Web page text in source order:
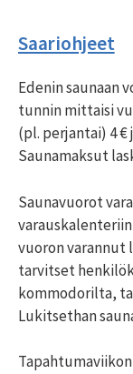
Saariohjeet
Edenin saunaan
tunnin mittaisi
(pl. perjantai) 4 €
Saunamaksut
Saunavuorot
vuoron varannut
tarvitset
kommodorilta,
Lukitsethan